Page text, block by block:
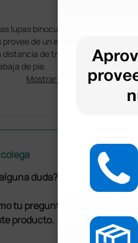
lupas binoculares HRP 3,5
de un excelente campo de
de trabajo a 420 mm es
de pie.
Mostrar más
duda? ¿Necesitas más
tu pregunta a los colegas que
producto.